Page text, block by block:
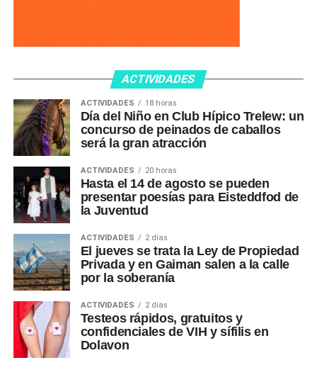
ACTIVIDADES
ACTIVIDADES 18 horas
Día del Niño en Club Hípico Trelew: un
concurso de peinados de caballos
será la gran atracción
ACTIVIDADES 20 horas
Hasta el 14 de agosto se pueden
presentar poesías para Eisteddfod de
la Juventud
ACTIVIDADES 2 días
El jueves se trata la Ley de Propiedad
Privada y en Gaiman salen a la calle
por la soberanía
ACTIVIDADES 2 días
Testeos rápidos, gratuitos y
confidenciales de VIH y sífilis en
Dolavon